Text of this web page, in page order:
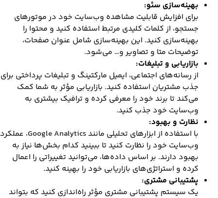
بهینه‌سازی سئو:
برای افزایش قابلیت مشاهده وب‌سایت خود در موتورهای
جستجو، از کلمات کلیدی مرتبط استفاده کنید و محتوا را
بهینه‌سازی کنید. این بهینه‌سازی شامل عنوان صفحات،
توضیحات متا و تصاویر و… می‌شود.
بازاریابی و تبلیغات:
از رسانه‌های اجتماعی، ایمیل مارکتینگ و تبلیغات پرداختی برای
جذب مشتریان استفاده کنید. بازاریابی مؤثر به شما کمک
می‌کند تا برند خود را معرفی کرده و ترافیک بیشتری به
وب‌سایت خود جذب کنید.
نظارت و بهبود:
با استفاده از ابزارهای تحلیلی مانند Google Analytics، عملکرد
وب‌سایت خود را نظارت کنید تا ببینید کدام بخش‌ها نیاز به
بهبود دارند. بر اساس داده‌ها، می‌توانید تغییراتی را اعمال
کرده و استراتژی‌های بازاریابی خود را بهینه کنید.
پشتیبانی مشتری:
یک سیستم پشتیبانی مشتری مؤثر راه‌اندازی کنید که بتواند